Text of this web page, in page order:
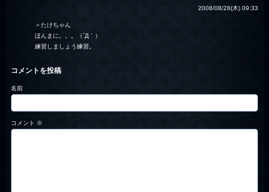
2008/08/28(木) 09:33
＞たけちゃん
ほんまに。。。（´Д｀）
練習しましょう練習。
コメントを投稿
名前
コメント ※